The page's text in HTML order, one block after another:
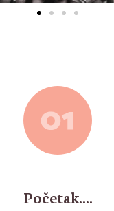
Početak....